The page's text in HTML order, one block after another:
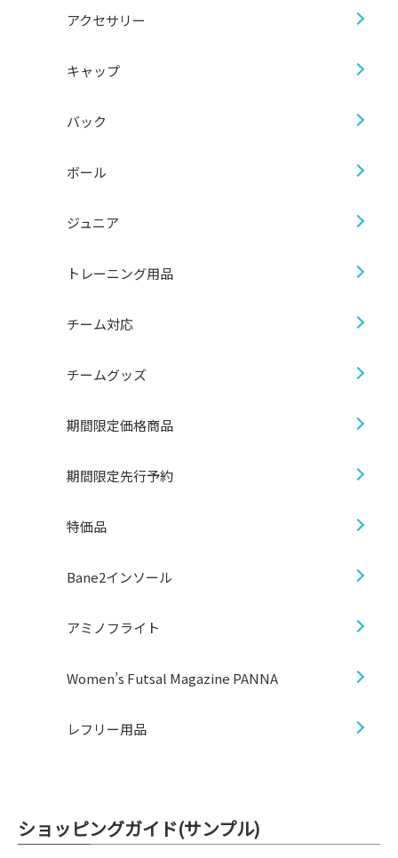
アクセサリー
キャップ
バック
ボール
ジュニア
トレーニング用品
チーム対応
チームグッズ
期間限定価格商品
期間限定先行予約
特価品
Bane2インソール
アミノフライト
Women’s Futsal Magazine PANNA
レフリー用品
ショッピングガイド(サンプル)